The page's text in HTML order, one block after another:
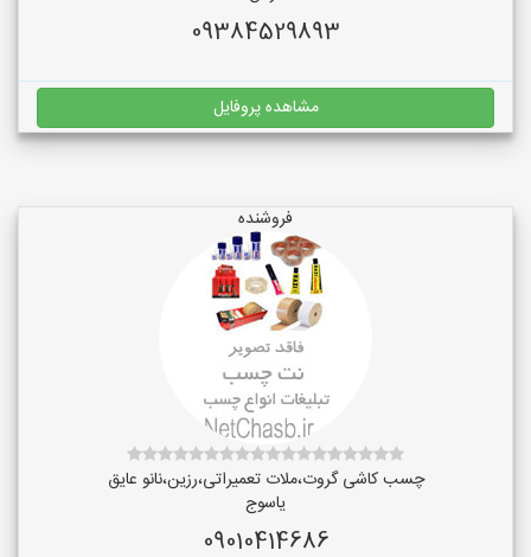
09384529893
مشاهده پروفایل
فروشنده
چسب کاشی گروت،ملات تعمیراتی،رزین،نانو عایق
یاسوج
09010414686